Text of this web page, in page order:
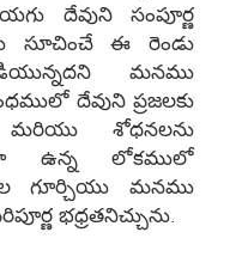
దేవుని సంపూర్ణ
సూచించే ఈ రెండు
మనము
దేవుని ప్రజలకు
మరియు శోధనలను
ఉన్న లోకములో
గూర్చియు మనము
భధ్రతనిచ్చును.